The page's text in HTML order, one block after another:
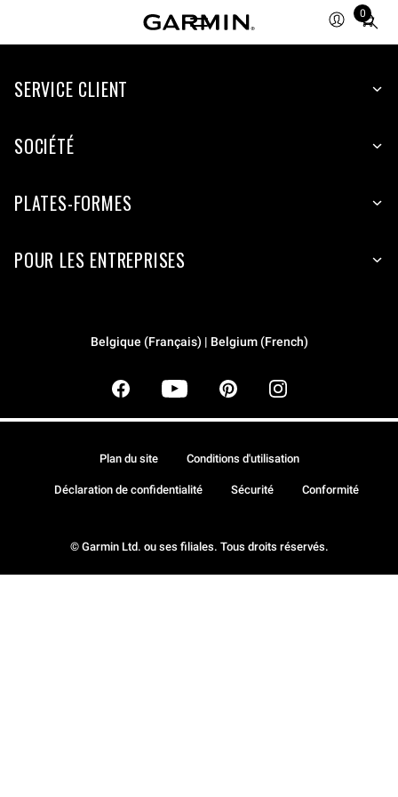
0
Total
items
cart:
SERVICE CLIENT
SOCIÉTÉ
PLATES-FORMES
POUR LES ENTREPRISES
Belgique (Français) | Belgium (French)
© Garmin Ltd. ou ses filiales. Tous droits réservés.
Plan du site Conditions d'utilisation
Déclaration de confidentialité Sécurité Conformité